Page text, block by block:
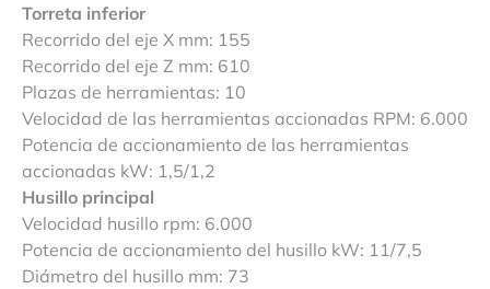
Torreta inferior
Recorrido del eje X mm: 155
Recorrido del eje Z mm: 610
Plazas de herramientas: 10
Velocidad de las herramientas accionadas RPM: 6.000
Potencia de accionamiento de las herramientas
accionadas kW: 1,5/1,2
Husillo principal
Velocidad husillo rpm: 6.000
Potencia de accionamiento del husillo kW: 11/7,5
Diámetro del husillo mm: 73